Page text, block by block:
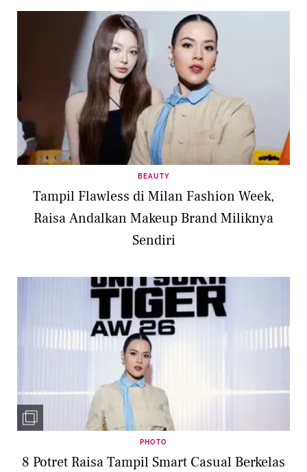
BEAUTY
Tampil Flawless di Milan Fashion Week,
Raisa Andalkan Makeup Brand Miliknya
Sendiri
PHOTO
8 Potret Raisa Tampil Smart Casual Berkelas